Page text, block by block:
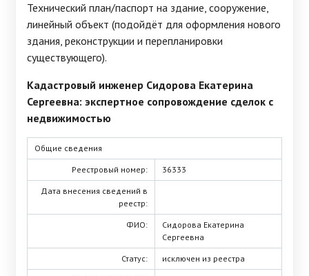
Технический план/паспорт на здание, сооружение,
линейный объект (подойдёт для оформления нового
здания, реконструкции и перепланировки
существующего).
Кадастровый инженер Сидорова Екатерина
Сергеевна: экспертное сопровождение сделок с
недвижимостью
Общие сведения
Реестровый номер: 36333
Дата внесения сведений в
реестр:
ФИО:
Сидорова Екатерина
Сергеевна
Статус: исключен из реестра